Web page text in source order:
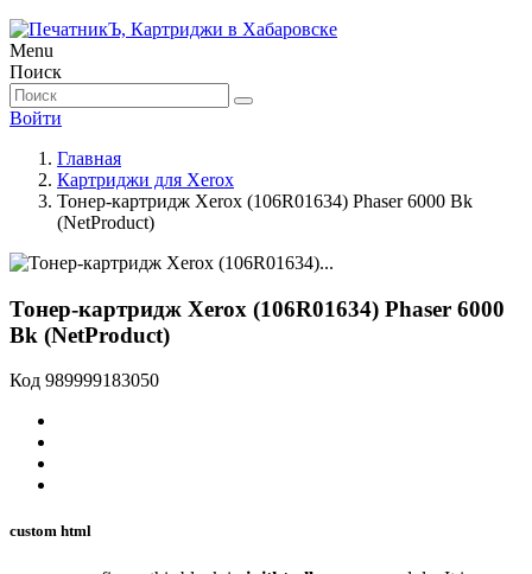
Menu
Поиск
Войти
Главная
Картриджи для Xerox
Тонер-картридж Xerox (106R01634) Phaser 6000 Bk
(NetProduct)
Тонер-картридж Xerox (106R01634) Phaser 6000
Bk (NetProduct)
Код 989999183050
custom html